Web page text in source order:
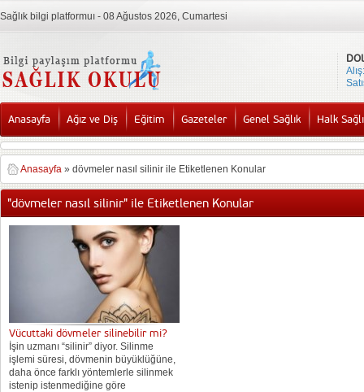
Sağlık bilgi platformuı - 08 Ağustos 2026, Cumartesi
Alış:
Anasayfa Ağız ve Diş Eğitim Gazeteler Genel Sağlık Halk
Anasayfa » dövmeler nasıl silinir ile Etiketlenen Konular
"dövmeler nasıl silinir" ile Etiketlenen Konular
Vücuttaki dövmeler silinebilir mi?
İşin uzmanı “silinir” diyor. Silinme
işlemi süresi, dövmenin büyüklüğüne,
daha önce farklı yöntemlerle silinmek
istenip istenmediğine göre